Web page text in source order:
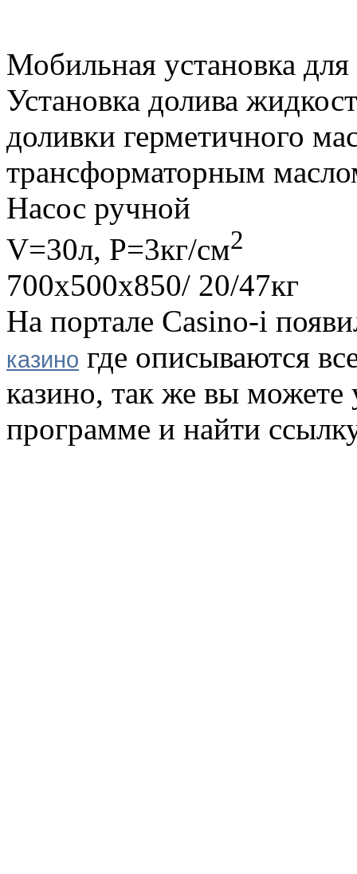
Мобильная установка
Установка долива
доливки герметичного
трансформаторным
Насос ручной
V=30л, P=3кг/см2
700х500х850/ 20/47кг
На портале Casino-i
казино где описываются
казино, так же вы можете
программе и найти